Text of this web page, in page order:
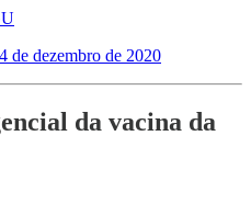
de dezembro de 2020
da vacina da